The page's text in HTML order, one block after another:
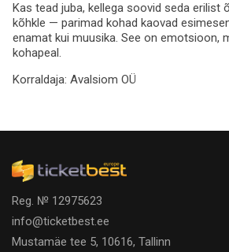
Kas tead juba, kellega soovid seda erilist
kõhkle — parimad kohad kaovad
enamat kui muusika. See on emotsioon,
kohapeal.
Korraldaja: Avalsiom OÜ
Reg. № 12975623
info@ticketbest.ee
Mustamäe tee 5, 10616, Tallinn